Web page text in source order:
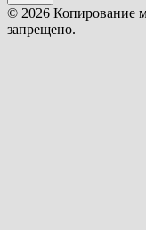
© 2026 Копирование
запрещено.